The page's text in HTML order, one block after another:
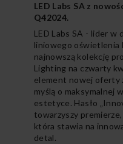
LED Labs SA z
Q42024.
LED Labs SA - lider w
liniowego oświetlenia
najnowszą kolekcję
Lighting na czwarty
element nowej oferty
myślą o maksymalnej
estetyce. Hasło
towarzyszy
która stawia na
detal.